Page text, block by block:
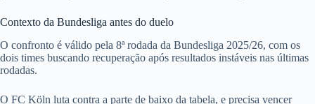
Contexto da Bundesliga antes do duelo
O confronto é válido pela 8ª rodada da Bundesliga 2025/26, com os
dois times buscando recuperação após resultados instáveis nas últimas
rodadas.
O FC Köln luta contra a parte de baixo da tabela, e precisa vencer